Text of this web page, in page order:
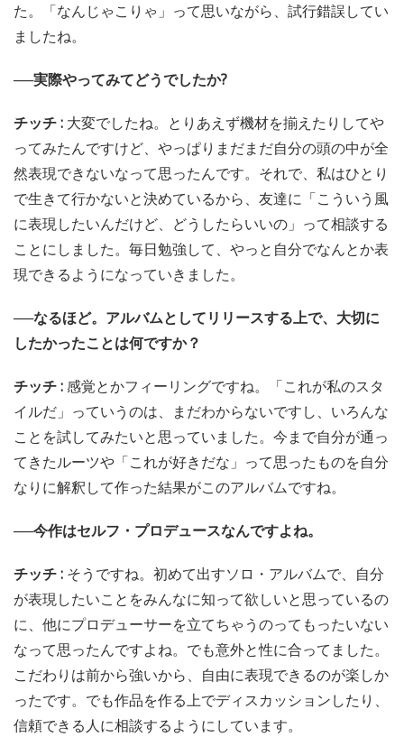
た。「なんじゃこりゃ」って思いながら、試行錯誤してい
ましたね。
──実際やってみてどうでしたか?
チッチ : 大変でしたね。とりあえず機材を揃えたりしてや
ってみたんですけど、やっぱりまだまだ自分の頭の中が全
然表現できないなって思ったんです。それで、私はひとり
で生きて行かないと決めているから、友達に「こういう風
に表現したいんだけど、どうしたらいいの」って相談する
ことにしました。毎日勉強して、やっと自分でなんとか表
現できるようになっていきました。
──なるほど。アルバムとしてリリースする上で、大切に
したかったことは何ですか？
チッチ :感覚とかフィーリングですね。「これが私のスタ
イルだ」っていうのは、まだわからないですし、いろんな
ことを試してみたいと思っていました。今まで自分が通っ
てきたルーツや「これが好きだな」って思ったものを自分
なりに解釈して作った結果がこのアルバムですね。
──今作はセルフ・プロデュースなんですよね。
チッチ : そうですね。初めて出すソロ・アルバムで、自分
が表現したいことをみんなに知って欲しいと思っているの
に、他にプロデューサーを立てちゃうのってもったいない
なって思ったんですよね。でも意外と性に合ってました。
こだわりは前から強いから、自由に表現できるのが楽しか
ったです。でも作品を作る上でディスカッションしたり、
信頼できる人に相談するようにしています。